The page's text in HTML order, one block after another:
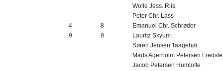
Wolle Jess. Riis
Peter Chr. Lass
4
8
Emanuel Chr. Schrøder
9
9
Lauritz Skyum
Søren Jensen Taagehøi
Mads Agerholm Petersen
Jacob Petersen Humtofte